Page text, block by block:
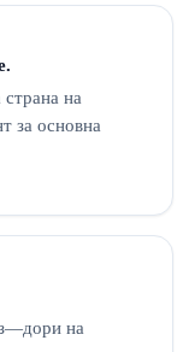
на
за основна
на